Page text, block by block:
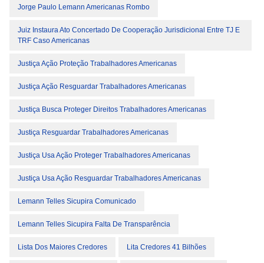
Jorge Paulo Lemann Americanas Rombo
Juiz Instaura Ato Concertado De Cooperação Jurisdicional Entre TJ E
TRF Caso Americanas
Justiça Ação Proteção Trabalhadores Americanas
Justiça Ação Resguardar Trabalhadores Americanas
Justiça Busca Proteger Direitos Trabalhadores Americanas
Justiça Resguardar Trabalhadores Americanas
Justiça Usa Ação Proteger Trabalhadores Americanas
Justiça Usa Ação Resguardar Trabalhadores Americanas
Lemann Telles Sicupira Comunicado
Lemann Telles Sicupira Falta De Transparência
Lista Dos Maiores Credores Lita Credores 41 Bilhões